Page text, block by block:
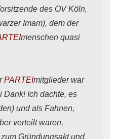
des OV Köln,
Imam), dem der
menschen quasi
PARTEImitglieder war
Dank! Ich dachte, es
und als Fahnen,
verteilt waren,
Gründungsakt und